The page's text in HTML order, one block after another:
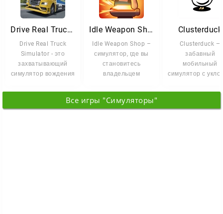
Drive Real Truck Simulator
Drive Real Truck
Simulator - это
захватывающий
симулятор вождения
открывает
Idle Weapon Shop
Idle Weapon Shop –
симулятор, где вы
становитесь
владельцем
оружейного
магазина в
Clusterduck
Clusterduck —
забавный
мобильный
симулятор с
эксперименты.
Все игры "Симуляторы"